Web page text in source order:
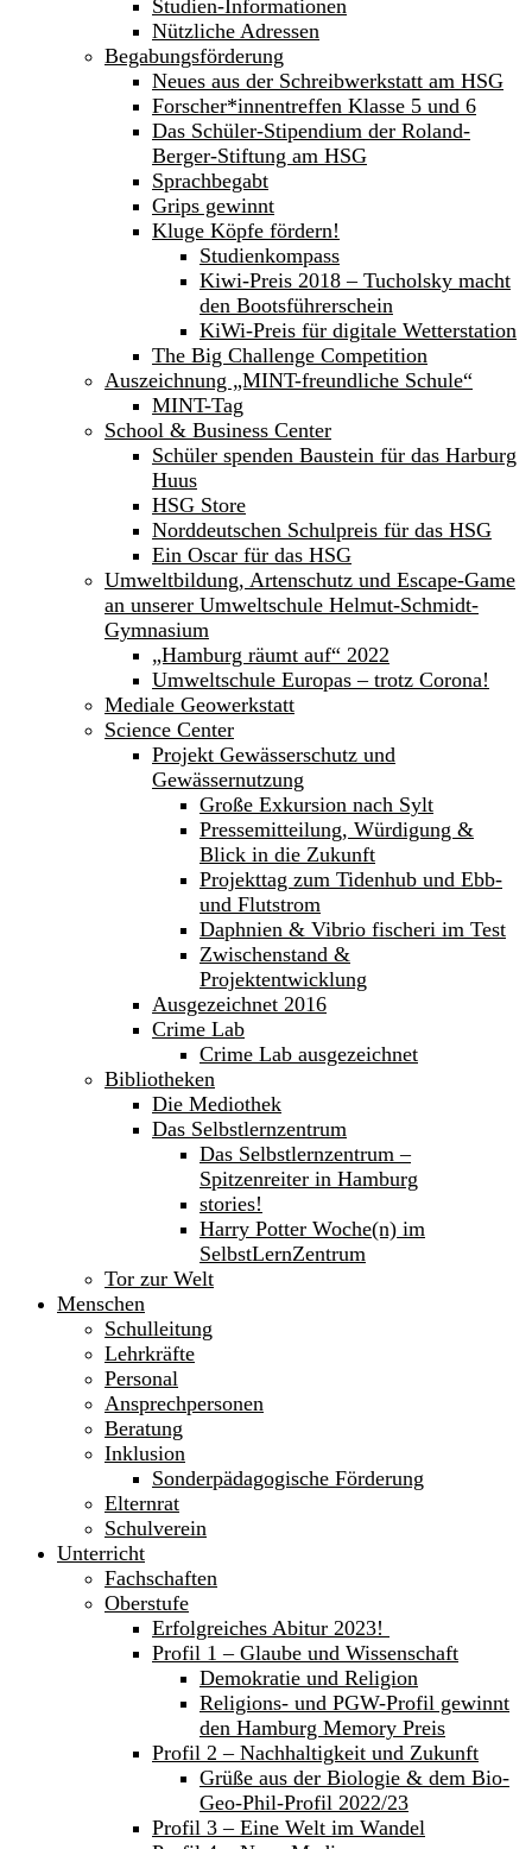
Studien-Informationen
Nützliche Adressen
Begabungsförderung
Neues aus der Schreibwerkstatt am HSG
Forscher*innentreffen Klasse 5 und 6
Das Schüler-Stipendium der Roland-
Berger-Stiftung am HSG
Sprachbegabt
Grips gewinnt
Kluge Köpfe fördern!
Studienkompass
Kiwi-Preis 2018 – Tucholsky macht
den Bootsführerschein
KiWi-Preis für digitale Wetterstation
The Big Challenge Competition
Auszeichnung „MINT-freundliche Schule“
MINT-Tag
School & Business Center
Schüler spenden Baustein für das Harburg
Huus
HSG Store
Norddeutschen Schulpreis für das HSG
Ein Oscar für das HSG
Umweltbildung, Artenschutz und Escape-Game
an unserer Umweltschule Helmut-Schmidt-
Gymnasium
„Hamburg räumt auf“ 2022
Umweltschule Europas – trotz Corona!
Mediale Geowerkstatt
Science Center
Projekt Gewässerschutz und
Gewässernutzung
Große Exkursion nach Sylt
Pressemitteilung, Würdigung &
Blick in die Zukunft
Projekttag zum Tidenhub und Ebb-
und Flutstrom
Daphnien & Vibrio fischeri im Test
Zwischenstand &
Projektentwicklung
Ausgezeichnet 2016
Crime Lab
Crime Lab ausgezeichnet
Bibliotheken
Die Mediothek
Das Selbstlernzentrum
Das Selbstlernzentrum –
Spitzenreiter in Hamburg
stories!
Harry Potter Woche(n) im
SelbstLernZentrum
Tor zur Welt
Menschen
Schulleitung
Lehrkräfte
Personal
Ansprechpersonen
Beratung
Inklusion
Sonderpädagogische Förderung
Elternrat
Schulverein
Unterricht
Fachschaften
Oberstufe
Erfolgreiches Abitur 2023!
Profil 1 – Glaube und Wissenschaft
Demokratie und Religion
Religions- und PGW-Profil gewinnt
den Hamburg Memory Preis
Profil 2 – Nachhaltigkeit und Zukunft
Grüße aus der Biologie & dem Bio-
Geo-Phil-Profil 2022/23
Profil 3 – Eine Welt im Wandel